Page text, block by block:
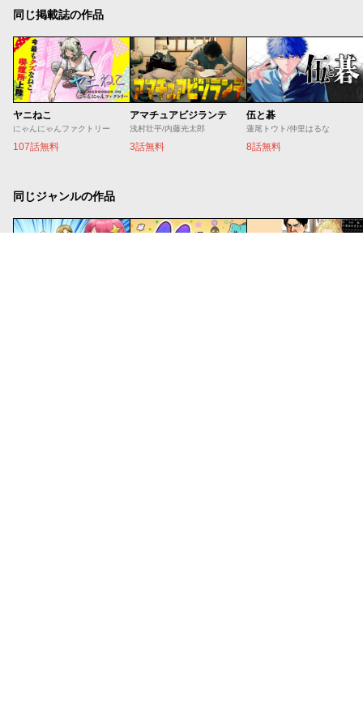
同じ掲載誌の作品
ヤニねこ
にゃんにゃんファクトリー
107話無料
アマチュアビジランテ
浅村壮平/内藤光太郎
3話無料
伍と碁
蓮尾トウト/仲里はるな
8話無料
同じジャンルの作品